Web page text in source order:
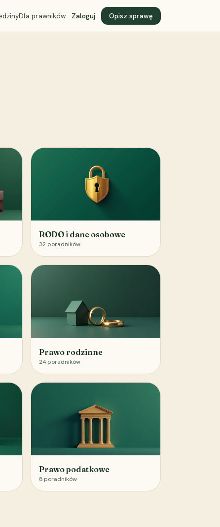
Dla prawników Zaloguj Opisz sprawę
RODO i dane osobowe
32 poradników
Prawo rodzinne
24 poradników
Prawo podatkowe
8 poradników